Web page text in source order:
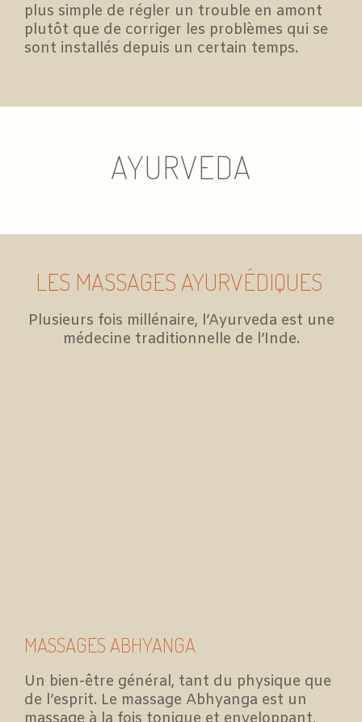
plus simple de régler un trouble en amont
plutôt que de corriger les problèmes qui se
sont installés depuis un certain temps.
AYURVEDA
LES MASSAGES AYURVÉDIQUES
Plusieurs fois millénaire, l’Ayurveda est une
médecine traditionnelle de l’Inde.
MASSAGES ABHYANGA
Un bien-être général, tant du physique que
de l’esprit. Le massage Abhyanga est un